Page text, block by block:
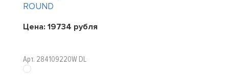
ROUND
Цена: 19734 рубля
Арт. 284109220W DL